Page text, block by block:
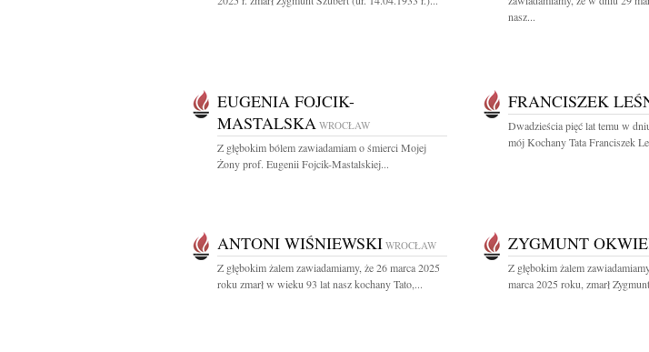
nasz...
EUGENIA FOJCIK-
MASTALSKA WROCŁAW
Z głębokim bólem zawiadamiam o śmierci Mojej
Żony prof. Eugenii Fojcik-Mastalskiej...
FRANCISZEK
Dwadzieścia pięć lat temu w
mój Kochany Tata Franciszek
ANTONI WIŚNIEWSKI WROCŁAW
Z głębokim żalem zawiadamiamy, że 26 marca 2025
roku zmarł w wieku 93 lat nasz kochany Tato,...
ZYGMUNT
Z głębokim żalem
marca 2025 roku, zmarł